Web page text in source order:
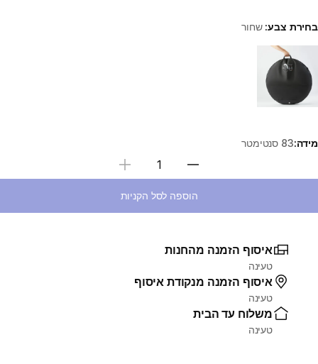
בחירת צבע:שחור
Choose a variant
מידה:83 סנטימטר
בחירת כמות
הוספה לסל הקניות
איסוף הזמנה מהחנות
טעינה
איסוף הזמנה מנקודת איסוף
טעינה
משלוח עד הבית
טעינה